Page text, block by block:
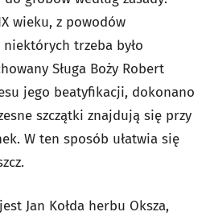
wieku, z powodów
trzeba było
Sługa Boży Robert
jego beatyfikacji, dokonano
szczątki znajdują się przy
W ten sposób ułatwia się
Jan Kołda herbu Oksza,